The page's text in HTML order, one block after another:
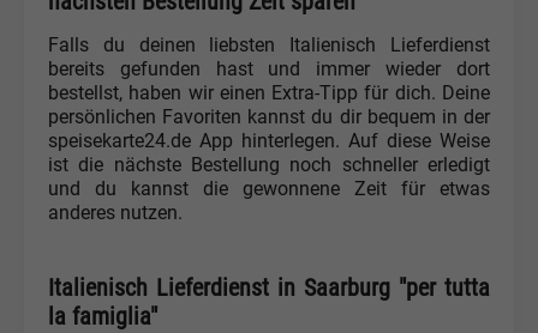
Falls du deinen liebsten Italienisch Lieferdienst
bereits gefunden hast und immer wieder dort
bestellst, haben wir einen Extra-Tipp für dich. Deine
persönlichen Favoriten kannst du dir bequem in der
speisekarte24.de App hinterlegen. Auf diese Weise
ist die nächste Bestellung noch schneller erledigt
und du kannst die gewonnene Zeit für etwas
anderes nutzen.
Italienisch Lieferdienst in Saarburg "per tutta
la famiglia"